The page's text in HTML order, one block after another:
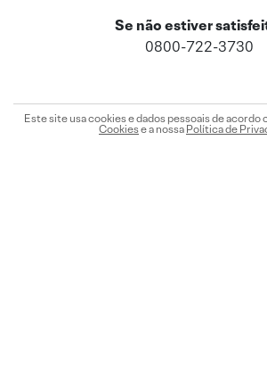
Se não estiver
0800-722-3730
Este site usa cookies e dados pessoais de acordo
Cookiese a nossa Política de